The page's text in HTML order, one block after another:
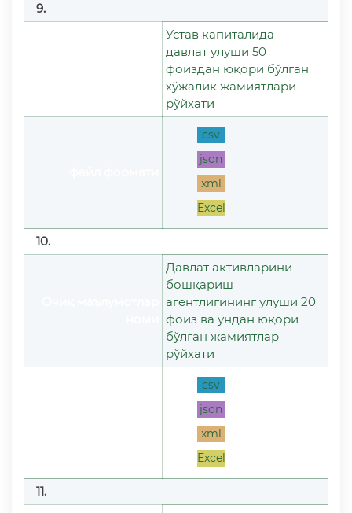
9.
Устав капиталида
давлат улуши 50
фоиздан юқори бўлган
хўжалик жамиятлари
рўйхати
csv
json
xml
Excel
10.
Давлат активларини
бошқариш
агентлигининг улуши 20
фоиз ва ундан юқори
бўлган жамиятлар
рўйхати
csv
json
xml
Excel
11.